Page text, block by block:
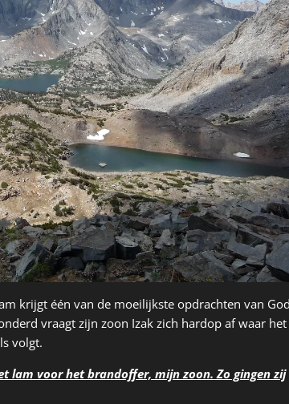
krijgt één van de moeilijkste opdrachten van
vraagt zijn zoon Izak zich hardop af waar het
volgt.
lam voor het brandoffer, mijn zoon. Zo gingen zij